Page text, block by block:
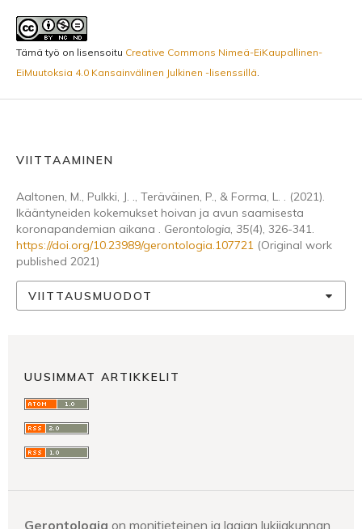
Tämä työ on lisensoitu Creative Commons Nimeä-EiKaupallinen-
EiMuutoksia 4.0 Kansainvälinen Julkinen -lisenssillä.
VIITTAAMINEN
Aaltonen, M., Pulkki, J. ., Teräväinen, P., & Forma, L. . (2021).
Ikääntyneiden kokemukset hoivan ja avun saamisesta
koronapandemian aikana . Gerontologia, 35(4), 326-341.
https://doi.org/10.23989/gerontologia.107721 (Original work
published 2021)
VIITTAUSMUODOT
UUSIMMAT ARTIKKELIT
Gerontologia on monitieteinen ja laajan lukijakunnan